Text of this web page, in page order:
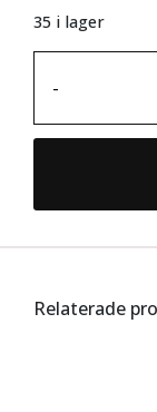
35 i lager
-
Relaterade